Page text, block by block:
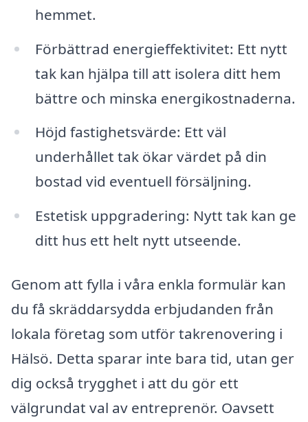
hemmet.
Förbättrad energieffektivitet: Ett nytt
tak kan hjälpa till att isolera ditt hem
bättre och minska energikostnaderna.
Höjd fastighetsvärde: Ett väl
underhållet tak ökar värdet på din
bostad vid eventuell försäljning.
Estetisk uppgradering: Nytt tak kan ge
ditt hus ett helt nytt utseende.
Genom att fylla i våra enkla formulär kan
du få skräddarsydda erbjudanden från
lokala företag som utför takrenovering i
Hälsö. Detta sparar inte bara tid, utan ger
dig också trygghet i att du gör ett
välgrundat val av entreprenör. Oavsett